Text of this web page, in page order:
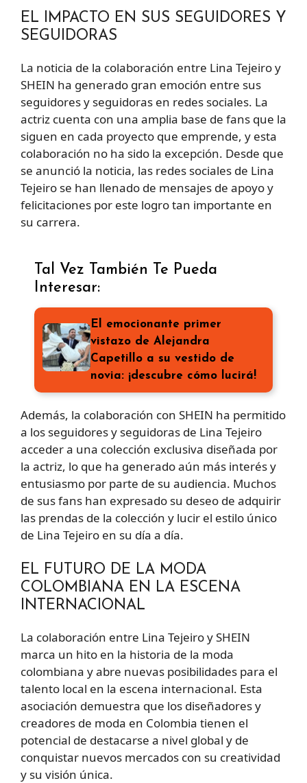
EL IMPACTO EN SUS SEGUIDORES Y
SEGUIDORAS
La noticia de la colaboración entre Lina Tejeiro y
SHEIN ha generado gran emoción entre sus
seguidores y seguidoras en redes sociales. La
actriz cuenta con una amplia base de fans que la
siguen en cada proyecto que emprende, y esta
colaboración no ha sido la excepción. Desde que
se anunció la noticia, las redes sociales de Lina
Tejeiro se han llenado de mensajes de apoyo y
felicitaciones por este logro tan importante en
su carrera.
Tal Vez También Te Pueda
Interesar:
El emocionante primer
vistazo de Alejandra
Capetillo a su vestido de
novia: ¡descubre cómo lucirá!
Además, la colaboración con SHEIN ha permitido
a los seguidores y seguidoras de Lina Tejeiro
acceder a una colección exclusiva diseñada por
la actriz, lo que ha generado aún más interés y
entusiasmo por parte de su audiencia. Muchos
de sus fans han expresado su deseo de adquirir
las prendas de la colección y lucir el estilo único
de Lina Tejeiro en su día a día.
EL FUTURO DE LA MODA
COLOMBIANA EN LA ESCENA
INTERNACIONAL
La colaboración entre Lina Tejeiro y SHEIN
marca un hito en la historia de la moda
colombiana y abre nuevas posibilidades para el
talento local en la escena internacional. Esta
asociación demuestra que los diseñadores y
creadores de moda en Colombia tienen el
potencial de destacarse a nivel global y de
conquistar nuevos mercados con su creatividad
y su visión única.